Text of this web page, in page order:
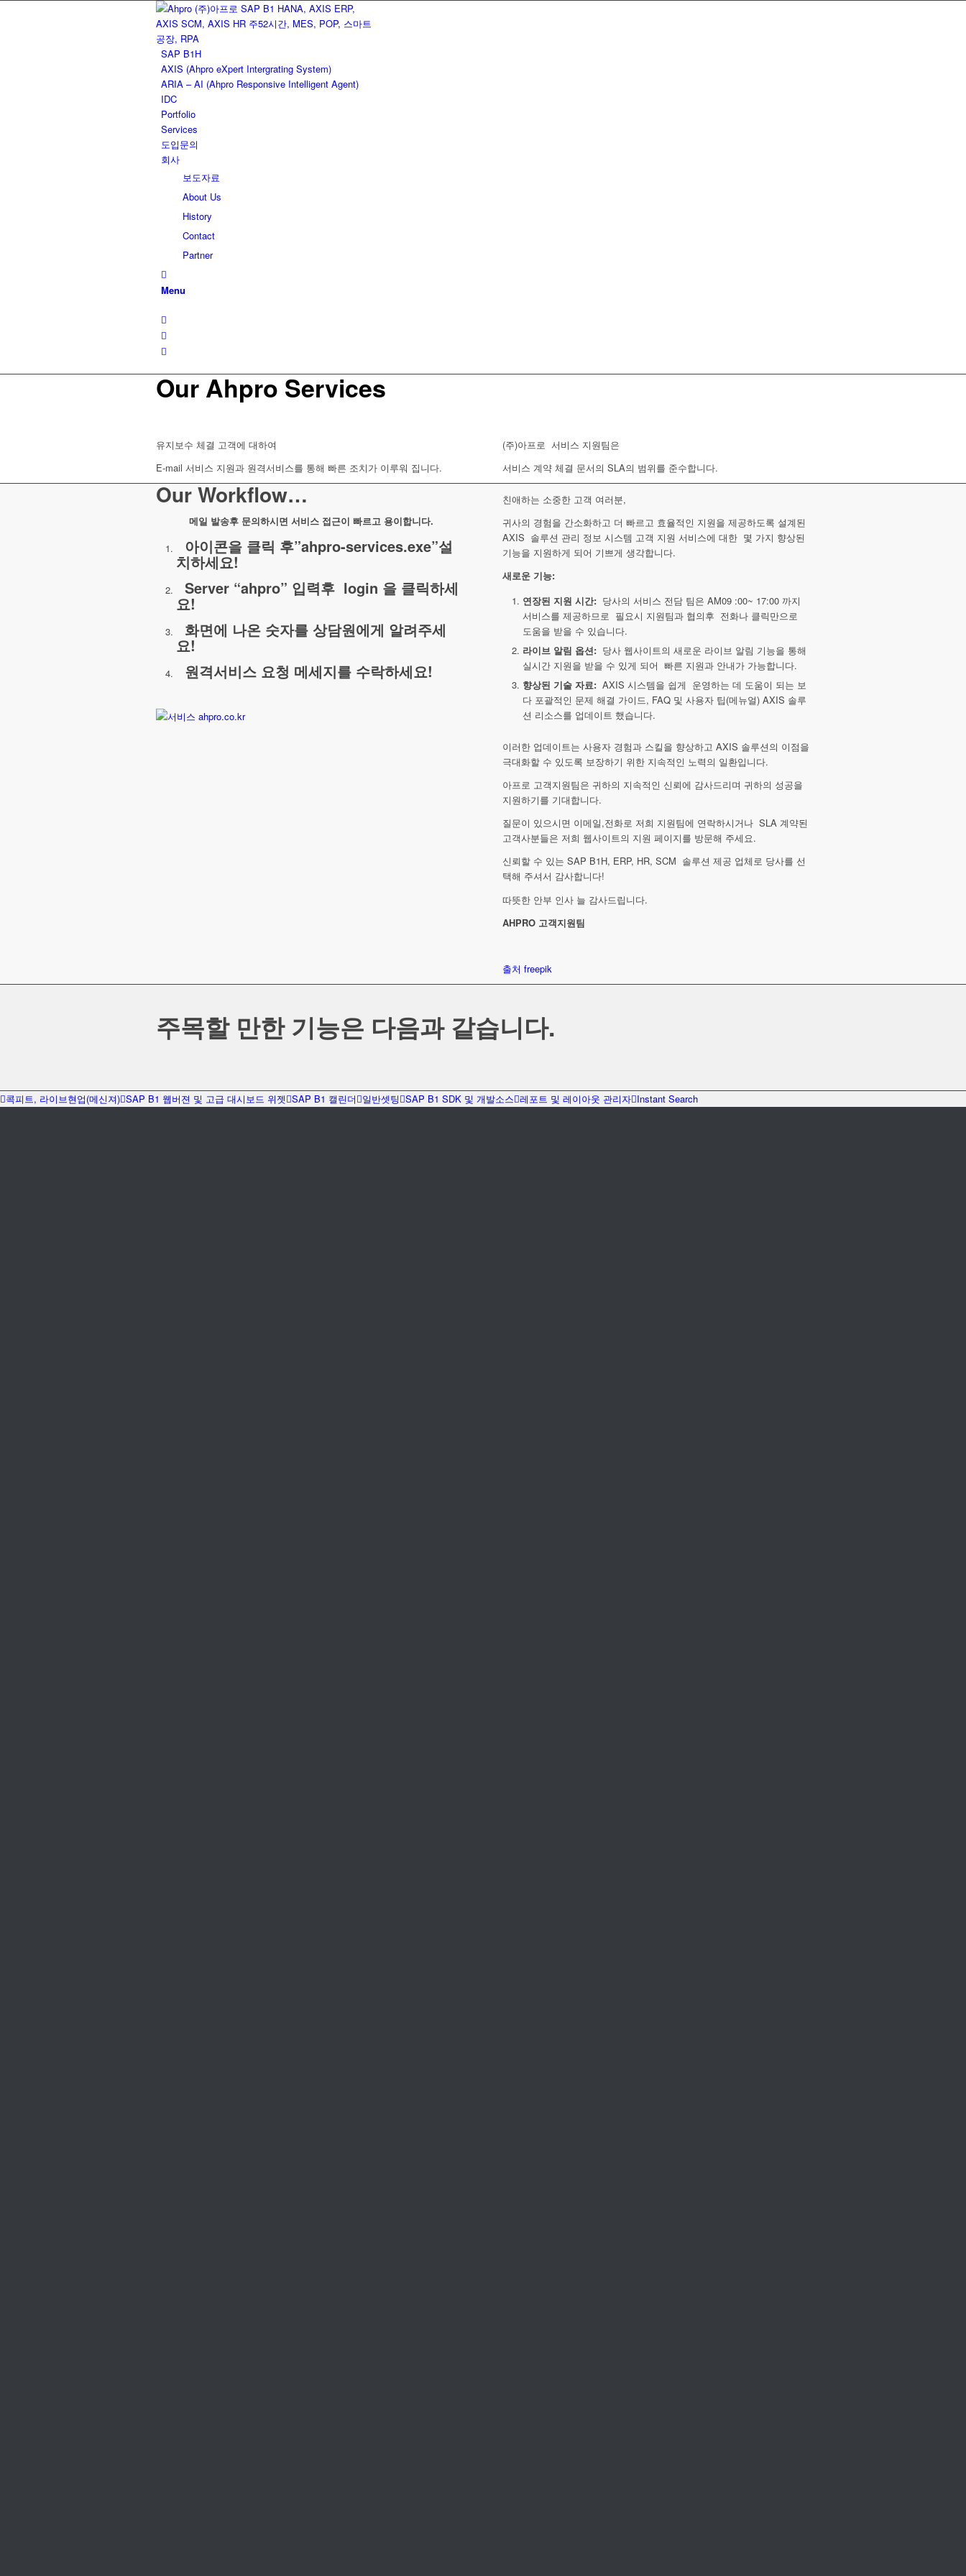
SAP B1H
AXIS (Ahpro eXpert Intergrating System)
ARIA – AI (Ahpro Responsive Intelligent Agent)
IDC
Portfolio
Services
도입문의
회사
보도자료
About Us
History
Contact
Partner
Menu
Our Ahpro Services
유지보수 체결 고객에 대하여
E-mail 서비스 지원과 원격서비스를 통해 빠른 조치가 이루워 집니다.
(주)아프로 서비스 지원팀은
서비스 계약 체결 문서의 SLA의 범위를 준수합니다.
Our Workflow…
메일 발송후 문의하시면 서비스 접근이 빠르고 용이합니다.
아이콘을 클릭 후”ahpro-services.exe”설
치하세요!
Server “ahpro” 입력후 login 을 클릭하세
요!
화면에 나온 숫자를 상담원에게 알려주세
요!
원격서비스 요청 메세지를 수락하세요!
친애하는 소중한 고객 여러분,
귀사의 경험을 간소화하고 더 빠르고 효율적인 지원을 제공하도록 설계된
AXIS 솔루션 관리 정보 시스템 고객 지원 서비스에 대한 몇 가지 향상된
기능을 지원하게 되어 기쁘게 생각합니다.
새로운 기능:
연장된 지원 시간: 당사의 서비스 전담 팀은 AM09 :00~ 17:00 까지
서비스를 제공하므로 필요시 지원팀과 협의후 전화나 클릭만으로
도움을 받을 수 있습니다.
라이브 알림 옵션: 당사 웹사이트의 새로운 라이브 알림 기능을 통해
실시간 지원을 받을 수 있게 되어 빠른 지원과 안내가 가능합니다.
향상된 기술 자료: AXIS 시스템을 쉽게 운영하는 데 도움이 되는 보
다 포괄적인 문제 해결 가이드, FAQ 및 사용자 팁(메뉴얼) AXIS 솔루
션 리소스를 업데이트 했습니다.
이러한 업데이트는 사용자 경험과 스킬을 향상하고 AXIS 솔루션의 이점을
극대화할 수 있도록 보장하기 위한 지속적인 노력의 일환입니다.
아프로 고객지원팀은 귀하의 지속적인 신뢰에 감사드리며 귀하의 성공을
지원하기를 기대합니다.
질문이 있으시면 이메일,전화로 저희 지원팀에 연락하시거나 SLA 계약된
고객사분들은 저희 웹사이트의 지원 페이지를 방문해 주세요.
신뢰할 수 있는 SAP B1H, ERP, HR, SCM 솔루션 제공 업체로 당사를 선
택해 주셔서 감사합니다!
따뜻한 안부 인사 늘 감사드립니다.
AHPRO 고객지원팀
출처 freepik
주목할 만한 기능은 다음과 같습니다.
콕피트, 라이브현업(메신져) SAP B1 웹버젼 및 고급 대시보드 위젯 SAP B1 캘린더 일반셋팅 SAP B1 SDK 및 개발소스 레포트 및 레이아웃 관리자 Instant Search